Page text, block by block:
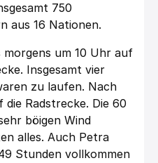
750
aus 16 Nationen.
morgens um 10 Uhr auf
Insgesamt vier
zu laufen. Nach
die Radstrecke. Die 60
böigen Wind
alles. Auch Petra
Stunden vollkommen